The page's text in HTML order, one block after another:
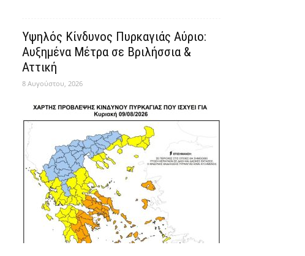
Υψηλός Κίνδυνος Πυρκαγιάς Αύριο:
Αυξημένα Μέτρα σε Βριλήσσια &
Αττική
8 Αυγούστου, 2026